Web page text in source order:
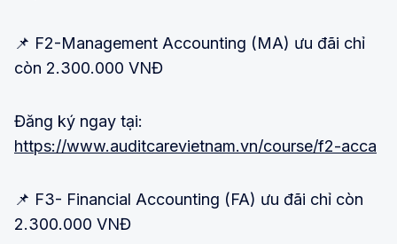
📌 F2-Management Accounting (MA) ưu đãi chỉ
còn 2.300.000 VNĐ
Đăng ký ngay tại:
https://www.auditcarevietnam.vn/course/f2-acca
📌 F3- Financial Accounting (FA) ưu đãi chỉ còn
2.300.000 VNĐ